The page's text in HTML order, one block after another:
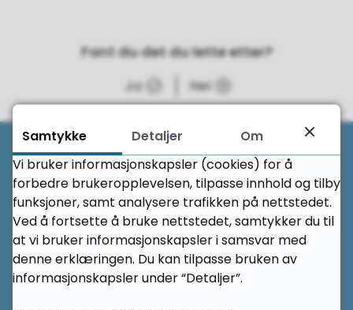
Fant du det du lette etter?
Ja
Nei
Her finner du oss
Atlanten videregående skole
Dalaveien 25
6511 Kristiansund
Til
Samtykke Detaljer
Om
Vi bruker informasjonskapsler (cookies) for å
forbedre brukeropplevelsen, tilpasse innhold og tilby
funksjoner, samt analysere trafikken på nettstedet.
Ved å fortsette å bruke nettstedet, samtykker du til
at vi bruker informasjonskapsler i samsvar med
denne erklæringen. Du kan tilpasse bruken av
informasjonskapsler under “Detaljer”.